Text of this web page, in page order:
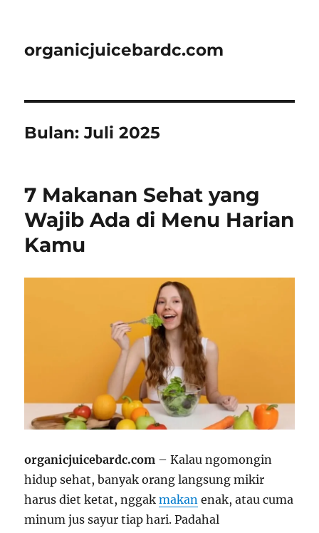
organicjuicebardc.com
Bulan:Juli 2025
7 Makanan Sehat yang
Wajib Ada di Menu Harian
Kamu
organicjuicebardc.com – Kalau ngomongin
hidup sehat, banyak orang langsung mikir
harus diet ketat, nggakmakan enak, atau cuma
minum jus sayur tiap hari. Padahal